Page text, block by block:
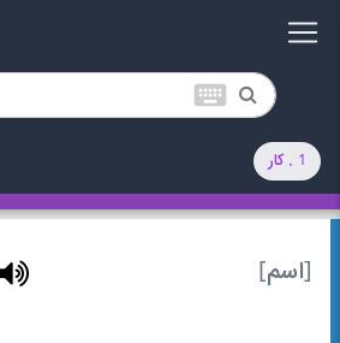
keyboard
1 . کار
[اسم]